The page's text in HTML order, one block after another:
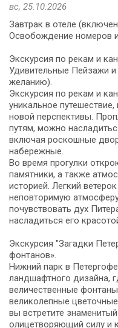
вс, 25.10.2026
Завтрак в отеле
Освобождение номеров
Экскурсия по рекам и
Удивительные Пейзажи
желанию).
Экскурсия по рекам и
уникальное
новой перспективы.
путям, можно
включая роскошные
набережные.
Во время прогулки
памятники, а также
историей. Легкий
неповторимую
почувствовать дух
насладиться его
Экскурсия "Загадки
фонтанов».
Нижний парк в
ландшафтного дизайна,
величественные
великолепные
вы встретите
олицетворяющий силу и